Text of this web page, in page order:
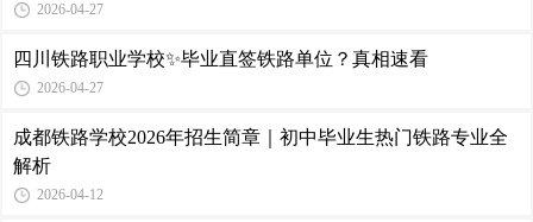
2026-04-27
四川铁路职业学校✨毕业直签铁路单位？真相速看
2026-04-27
成都铁路学校2026年招生简章｜初中毕业生热门铁路专业全
解析
2026-04-12